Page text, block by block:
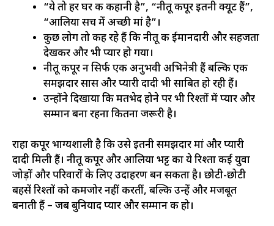
“ये तो हर घर की कहानी है”, “नीतू कपूर इतनी क्यूट हैं”,
“आलिया सच में अच्छी मां है”।
कुछ लोग तो कह रहे हैं कि नीतू की ईमानदारी और सहजता
देखकर और भी प्यार हो गया।
नीतू कपूर न सिर्फ एक अनुभवी अभिनेत्री हैं बल्कि एक
समझदार सास और प्यारी दादी भी साबित हो रही हैं।
उन्होंने दिखाया कि मतभेद होने पर भी रिश्तों में प्यार और
सम्मान बना रहना कितना जरूरी है।
राहा कपूर भाग्यशाली है कि उसे इतनी समझदार मां और प्यारी
दादी मिली हैं। नीतू कपूर और आलिया भट्ट का ये रिश्ता कई युवा
जोड़ों और परिवारों के लिए उदाहरण बन सकता है। छोटी-छोटी
बहसें रिश्तों को कमजोर नहीं करतीं, बल्कि उन्हें और मजबूत
बनाती हैं – जब बुनियाद प्यार और सम्मान की हो।